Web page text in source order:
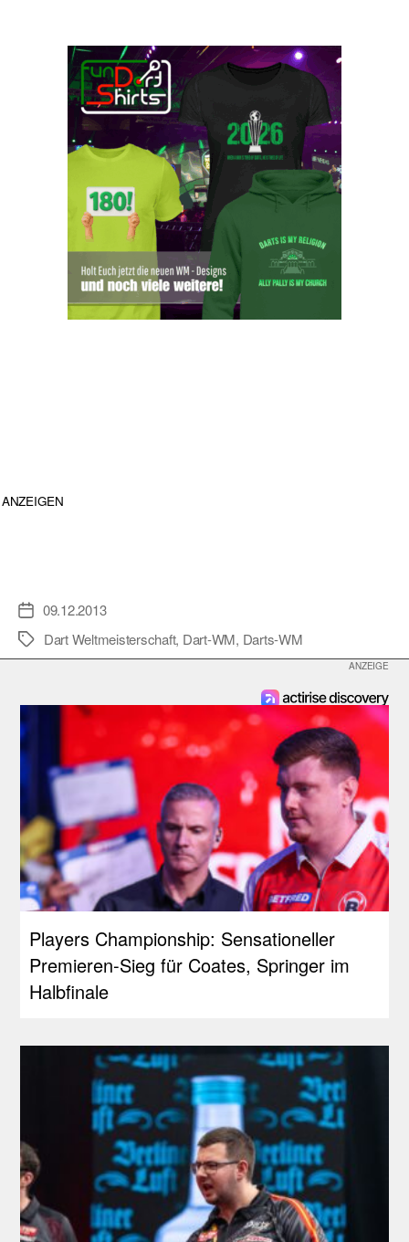
ANZEIGEN
Veröffentlichungsdatum
09.12.2013
Schlagwörter
Dart Weltmeisterschaft, Dart-WM, Darts-WM
Players Championship: Sensationeller
Premieren-Sieg für Coates, Springer im
Halbfinale